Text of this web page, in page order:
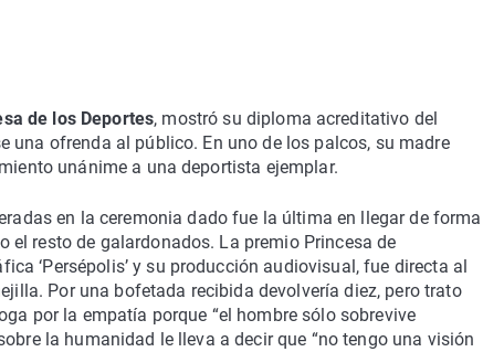
de los Deportes, mostró su diploma acreditativo del
una ofrenda al público. En uno de los palcos, su madre
unánime a una deportista ejemplar.
en la ceremonia dado fue la última en llegar de forma
resto de galardonados. La premio Princesa de
‘Persépolis’ y su producción audiovisual, fue directa al
Por una bofetada recibida devolvería diez, pero trato
por la empatía porque “el hombre sólo sobrevive
la humanidad le lleva a decir que “no tengo una visión